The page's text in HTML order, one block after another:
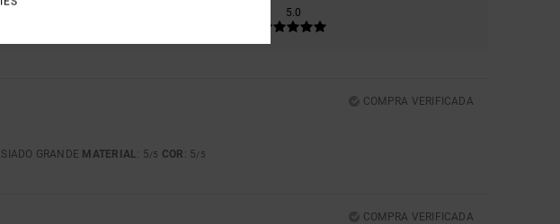
5.0
COMPRA VERIFICADA
GRANDE MATERIAL: 5/5 COR : 5/5
COMPRA VERIFICADA